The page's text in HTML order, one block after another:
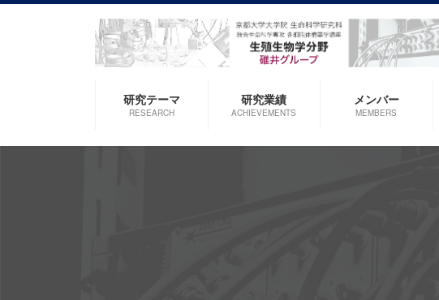
コ
キ
ナ
に
研究テーマ
RESEARCH
研究業績
ACHIEVEMENTS
メンバー
MEMBERS